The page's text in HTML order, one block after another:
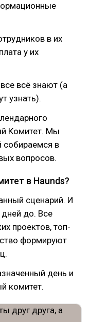
в их
у их
всё знают (а
узнать).
Комитет. Мы
собираемся в
вопросов.
в Haunds?
сценарий. И
дней до. Все
проектов, топ-
формируют
день и
комитет.